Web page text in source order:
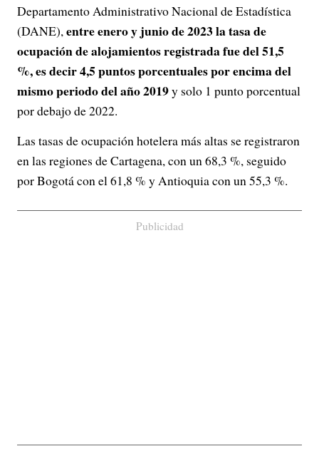
Departamento Administrativo Nacional de Estadística
(DANE),entre enero y junio de 2023 la tasa de
ocupación de alojamientos registrada fue del 51,5
%, es decir 4,5 puntos porcentuales por encima del
mismo periodo del año 2019y solo 1 punto porcentual
por debajo de 2022.
Las tasas de ocupación hotelera más altas se registraron
en las regiones de Cartagena, con un 68,3 %, seguido
por Bogotá con el 61,8 % y Antioquia con un 55,3 %.
Publicidad